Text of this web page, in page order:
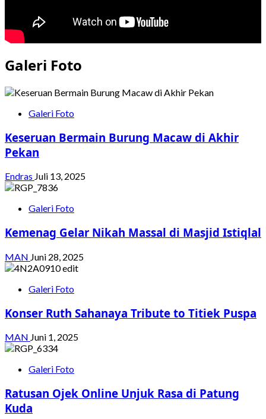
Indonesia
Galeri Foto
Galeri Foto
Keseruan Bermain Burung Macaw di Akhir
Pekan
Endras Juli 13, 2025
Galeri Foto
Kemenag Gelar Nikah Massal di Masjid Istiqlal
MAN Juni 28, 2025
Galeri Foto
Konser Ruth Sahanaya Tribute to Titiek Puspa
MAN Juni 1, 2025
Galeri Foto
Ratusan Ojek Online Unjuk Rasa di Patung
Kuda